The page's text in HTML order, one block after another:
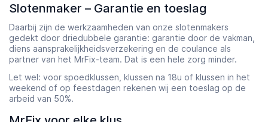
Slotenmaker – Garantie en toeslag
Daarbij zijn de werkzaamheden van onze slotenmakers
gedekt door driedubbele garantie: garantie door de vakman,
diens aansprakelijkheidsverzekering en de coulance als
partner van het MrFix-team. Dat is een hele zorg minder.
Let wel: voor spoedklussen, klussen na 18u of klussen in het
weekend of op feestdagen rekenen wij een toeslag op de
arbeid van 50%.